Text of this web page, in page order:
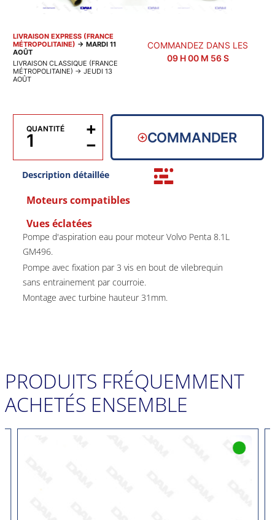
LIVRAISON EXPRESS (FRANCE
MÉTROPOLITAINE) → MARDI 11
AOÛT
LIVRAISON CLASSIQUE (FRANCE
MÉTROPOLITAINE) → JEUDI 13
AOÛT
COMMANDEZ DANS LES
09H00M 55S
QUANTITÉ
−
+ COMMANDER
Description détaillée
Moteurs compatibles
Vues éclatées
Pompe d'aspiration eau pour moteur Volvo Penta 8.1L
GM496.
Pompe avec fixation par 3 vis en bout de vilebrequin
sans entrainement par courroie.
Montage avec turbine hauteur 31mm.
PRODUITS FRÉQUEMMENT
ACHETÉS ENSEMBLE